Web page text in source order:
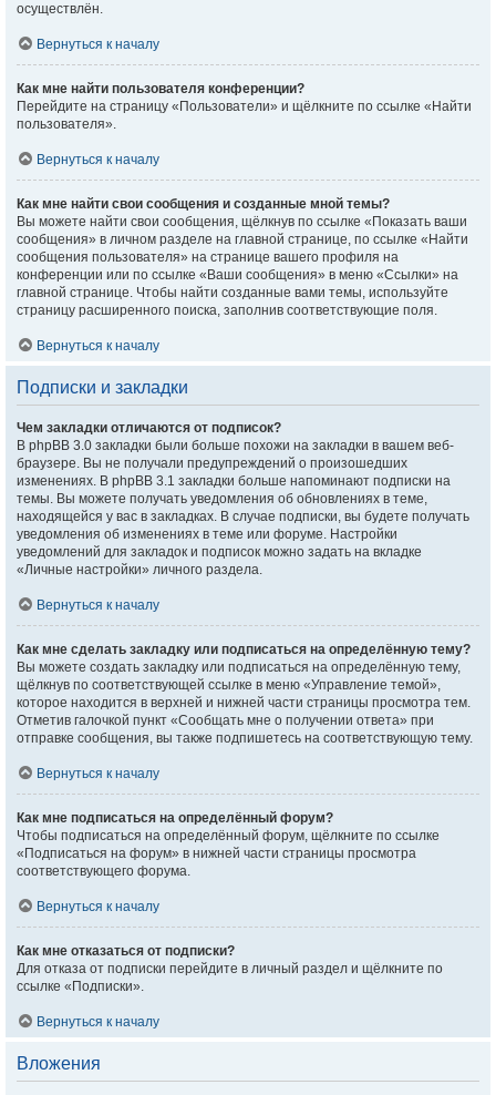
осуществлён.
Вернуться к началу
Как мне найти пользователя конференции?
Перейдите на страницу «Пользователи» и щёлкните по ссылке «Найти
пользователя».
Вернуться к началу
Как мне найти свои сообщения и созданные мной темы?
Вы можете найти свои сообщения, щёлкнув по ссылке «Показать ваши
сообщения» в личном разделе на главной странице, по ссылке «Найти
сообщения пользователя» на странице вашего профиля на
конференции или по ссылке «Ваши сообщения» в меню «Ссылки» на
главной странице. Чтобы найти созданные вами темы, используйте
страницу расширенного поиска, заполнив соответствующие поля.
Вернуться к началу
Подписки и закладки
Чем закладки отличаются от подписок?
В phpBB 3.0 закладки были больше похожи на закладки в вашем веб-
браузере. Вы не получали предупреждений о произошедших
изменениях. В phpBB 3.1 закладки больше напоминают подписки на
темы. Вы можете получать уведомления об обновлениях в теме,
находящейся у вас в закладках. В случае подписки, вы будете получать
уведомления об изменениях в теме или форуме. Настройки
уведомлений для закладок и подписок можно задать на вкладке
«Личные настройки» личного раздела.
Вернуться к началу
Как мне сделать закладку или подписаться на определённую тему?
Вы можете создать закладку или подписаться на определённую тему,
щёлкнув по соответствующей ссылке в меню «Управление темой»,
которое находится в верхней и нижней части страницы просмотра тем.
Отметив галочкой пункт «Сообщать мне о получении ответа» при
отправке сообщения, вы также подпишетесь на соответствующую тему.
Вернуться к началу
Как мне подписаться на определённый форум?
Чтобы подписаться на определённый форум, щёлкните по ссылке
«Подписаться на форум» в нижней части страницы просмотра
соответствующего форума.
Вернуться к началу
Как мне отказаться от подписки?
Для отказа от подписки перейдите в личный раздел и щёлкните по
ссылке «Подписки».
Вернуться к началу
Вложения